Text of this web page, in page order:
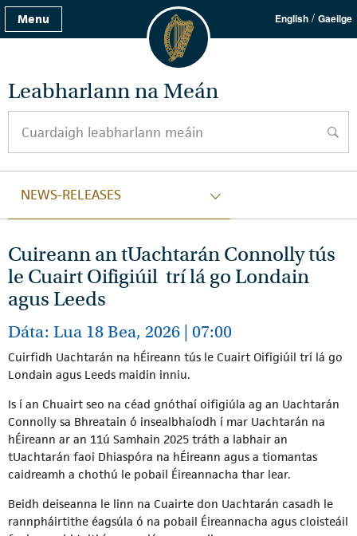
Menu English / Gaeilge
Leabharlann na Meán
NEWS-RELEASES
Cuireann an tUachtarán Connolly tús
le Cuairt Oifigiúil trí lá go Londain
agus Leeds
Dáta: Lua 18 Bea, 2026 | 07:00
Cuirfidh Uachtarán na hÉireann tús le Cuairt Oifigiúil trí lá go
Londain agus Leeds maidin inniu.
Is í an Chuairt seo na céad gnóthaí oifigiúla ag an Uachtarán
Connolly sa Bhreatain ó insealbhaíodh í mar Uachtarán na
hÉireann ar an 11ú Samhain 2025 tráth a labhair an
tUachtarán faoi Dhiaspóra na hÉireann agus a tiomantas
caidreamh a chothú le pobail Éireannacha thar lear.
Beidh deiseanna le linn na Cuairte don Uachtarán casadh le
rannpháirtithe éagsúla ó na pobail Éireannacha agus cloisteáil